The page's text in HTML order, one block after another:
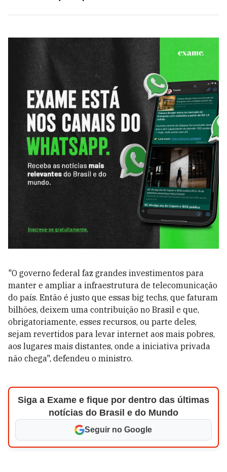
"O governo federal faz grandes investimentos para
manter e ampliar a infraestrutura de telecomunicação
do país. Então é justo que essas big techs, que faturam
bilhões, deixem uma contribuição no Brasil e que,
obrigatoriamente, esses recursos, ou parte deles,
sejam revertidos para levar internet aos mais pobres,
aos lugares mais distantes, onde a iniciativa privada
não chega", defendeu o ministro.
Siga a Exame e fique por dentro das últimas
notícias do Brasil e do Mundo
Seguir no Google